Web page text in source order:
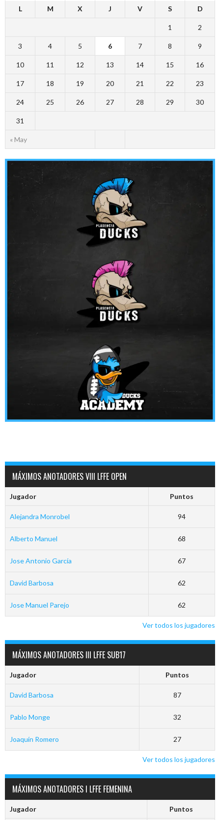
L M X J V S D
« May
1 2
3 4 5 6 7 8 9
10 11 12 13 14 15 16
17 18 19 20 21 22 23
24 25 26 27 28 29 30
31
MÁXIMOS ANOTADORES VIII LFFE OPEN
Jugador Puntos
Alejandra Monrobel 94
Alberto Manuel 68
Jose Antonio García 67
David Barbosa 62
Jose Manuel Parejo 62
Ver todos los jugadores
MÁXIMOS ANOTADORES III LFFE SUB17
Jugador Puntos
David Barbosa 87
Pablo Monge 32
Joaquín Romero 27
Ver todos los jugadores
MÁXIMOS ANOTADORES I LFFE FEMENINA
Jugador Puntos